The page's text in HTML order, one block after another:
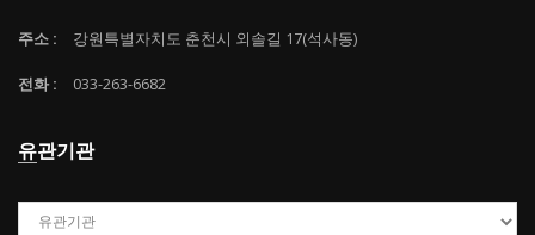
주소 : 강원특별자치도 춘천시 외솔길 17(석사동)
전화 : 033-263-6682
유관기관